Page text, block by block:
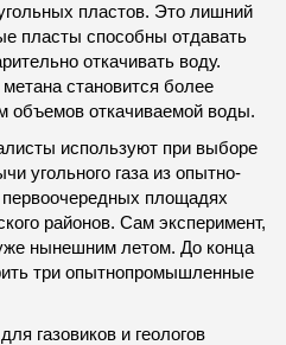
пластов. Это лишний
пласты способны отдавать
откачивать воду.
становится более
объемов откачиваемой воды.
используют при выборе
угольного газа из опытно-
площадях
районов. Сам эксперимент,
нынешним летом. До конца
три опытнопромышленные
газовиков и геологов